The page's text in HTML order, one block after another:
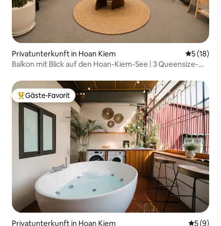
Privatunterkunft in Hoan Kiem
5 (18)
Balkon mit Blick auf den Hoan-Kiem-See | 3 Queensize-
Beliebter Gäste-Favorit.
Gäste-Favorit
Privatunterkunft in Hoan Kiem
5 (9)